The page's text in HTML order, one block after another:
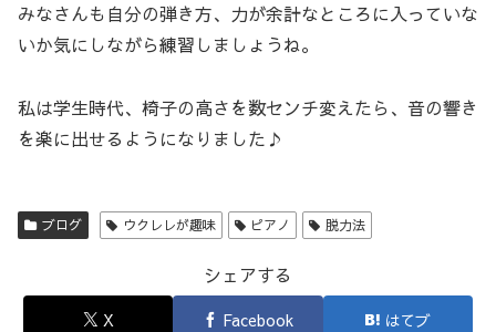
みなさんも自分の弾き方、力が余計なところに入っていな
いか気にしながら練習しましょうね。
私は学生時代、椅子の高さを数センチ変えたら、音の響き
を楽に出せるようになりました♪
ブログ ウクレレが趣味 ピアノ 脱力法
シェアする
X Facebook はてブ